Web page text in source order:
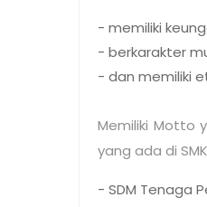
- memiliki
- berkarakter
- dan memiliki
Memiliki Motto
yang ada di
- SDM Tenaga